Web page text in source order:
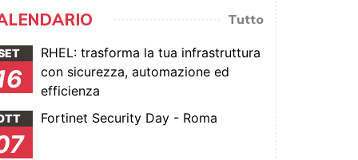
Tutto
RHEL: trasforma la tua infrastruttura
con sicurezza, automazione ed
efficienza
Fortinet Security Day - Roma